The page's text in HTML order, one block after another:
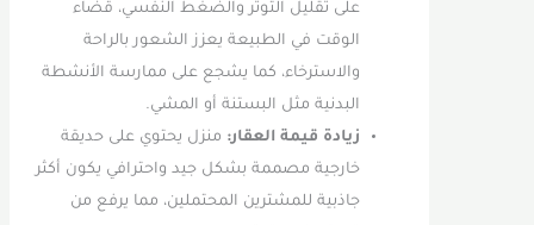
على تقليل التوتر والضغط النفسي، قضاء
الوقت في الطبيعة يعزز الشعور بالراحة
والاسترخاء، كما يشجع على ممارسة الأنشطة
البدنية مثل البستنة أو المشي.
زيادة قيمة العقار:منزل يحتوي على حديقة
خارجية مصممة بشكل جيد واحترافي يكون أكثر
جاذبية للمشترين المحتملين، مما يرفع من